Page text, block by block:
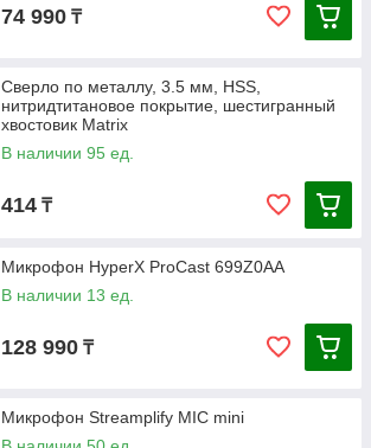
74 990 ₸
Сверло по металлу, 3.5 мм, HSS,
нитридтитановое покрытие, шестигранный
хвостовик Matrix
В наличии 95 ед.
414 ₸
Микрофон HyperX ProCast 699Z0AA
В наличии 13 ед.
128 990 ₸
Микрофон Streamplify MIC mini